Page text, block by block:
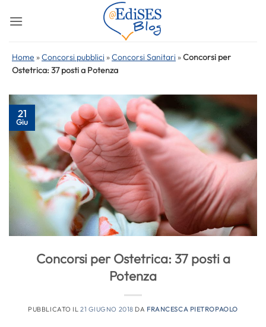
Home »Concorsi pubblici »Concorsi Sanitari »Concorsi per
Ostetrica: 37 posti a Potenza
21
Giu
Concorsi per Ostetrica: 37 posti a
Potenza
PUBBLICATO IL 21 GIUGNO 2018 DA FRANCESCA PIETROPAOLO